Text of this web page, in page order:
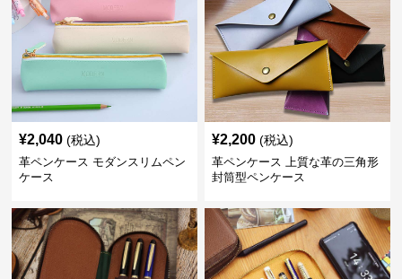
¥2,040 (税込)
革ペンケース モダンスリムペン
ケース
¥2,200 (税込)
革ペンケース 上質な革の三角形
封筒型ペンケース